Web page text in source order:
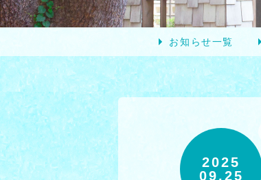
お知らせ一覧
2025
09.25